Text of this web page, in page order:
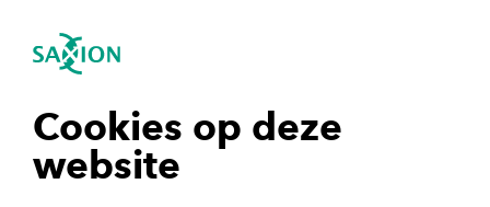
Cookies op deze
website
Navigatie openen
tonen
tonen
sluiten
Historie